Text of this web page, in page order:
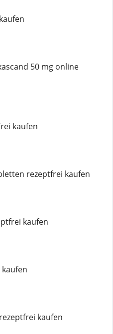
50 mg online
kaufen
rezeptfrei kaufen
kaufen
kaufen